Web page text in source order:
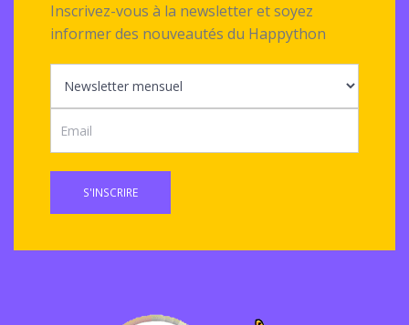
Inscrivez-vous à la newsletter et soyez
informer des nouveautés du Happython
S'INSCRIRE